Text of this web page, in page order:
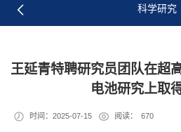
科学研究
王延青特聘研究员团队在超
电池研究上取
时间：2025-07-15 阅读： 670